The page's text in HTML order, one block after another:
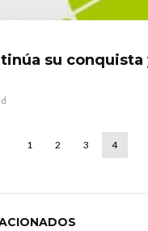
su conquista
1 2 3 4